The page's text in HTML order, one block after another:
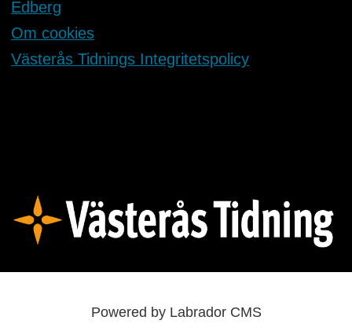
Edberg
Om cookies
Västerås Tidnings Integritetspolicy
Powered by Labrador CMS